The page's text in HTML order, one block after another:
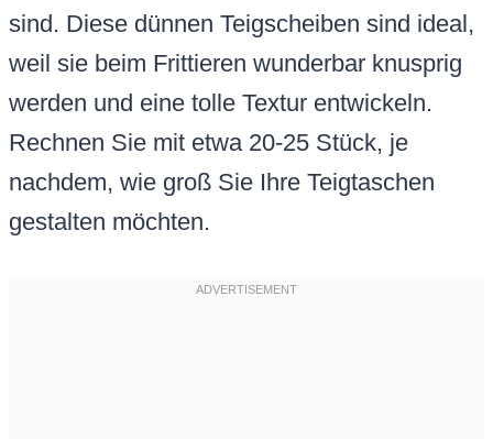
sind. Diese dünnen Teigscheiben sind ideal,
weil sie beim Frittieren wunderbar knusprig
werden und eine tolle Textur entwickeln.
Rechnen Sie mit etwa 20-25 Stück, je
nachdem, wie groß Sie Ihre Teigtaschen
gestalten möchten.